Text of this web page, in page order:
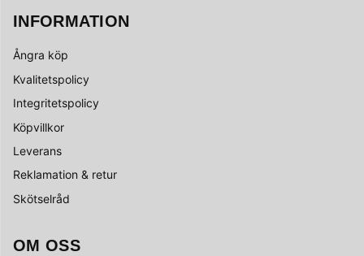
INFORMATION
Ångra köp
Kvalitetspolicy
Integritetspolicy
Köpvillkor
Leverans
Reklamation & retur
Skötselråd
OM OSS